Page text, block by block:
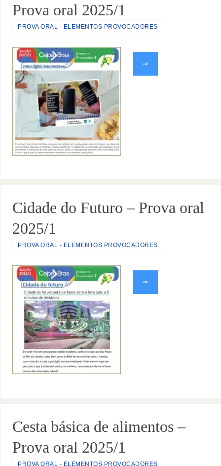
Prova oral 2025/1
PROVA ORAL - ELEMENTOS PROVOCADORES
⇒
Cidade do Futuro – Prova oral
2025/1
PROVA ORAL - ELEMENTOS PROVOCADORES
⇒
Cesta básica de alimentos –
Prova oral 2025/1
PROVA ORAL - ELEMENTOS PROVOCADORES